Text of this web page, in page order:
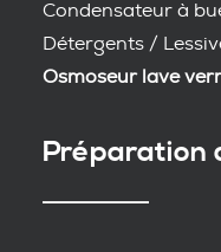
Condensateur à
Détergents /
Osmoseur lave
Préparation